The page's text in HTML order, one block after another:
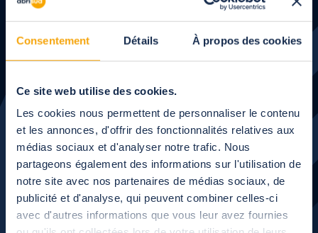
Consentement Détails À propos des cookies
Ce site web utilise des cookies.
Les cookies nous permettent de personnaliser le contenu
et les annonces, d'offrir des fonctionnalités relatives aux
médias sociaux et d'analyser notre trafic. Nous
partageons également des informations sur l'utilisation de
notre site avec nos partenaires de médias sociaux, de
publicité et d'analyse, qui peuvent combiner celles-ci
avec d'autres informations que vous leur avez fournies
Personalice su
proyectocon nuestros
asesores
¿Necesita hablar con alguien de viva voz? ¡Le
devolvemos la llamada!